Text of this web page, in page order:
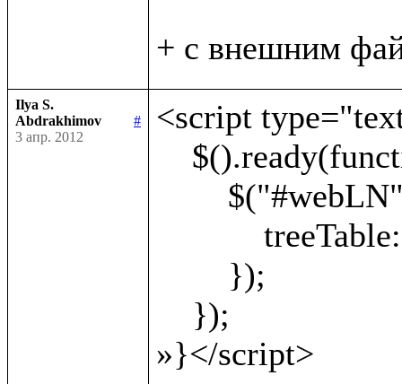
Ilya S.
Abdrakhimov
#
3 апр. 2012
<script